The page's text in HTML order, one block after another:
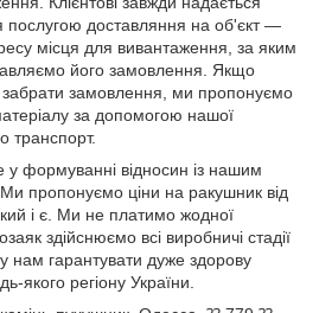
послугою доставляння на об'єкт —
місця для вивантаження, за яким
його замовлення. Якщо
забрати замовлення, ми пропонуємо
за допомогою нашої
транспорт.
у формуванні відносин із нашим
. Ми пропонуємо ціни на ракушник від
і є. Ми не платимо жодної
здійснюємо всі виробничі стадії
нам гарантувати дуже здорову
якого регіону України.